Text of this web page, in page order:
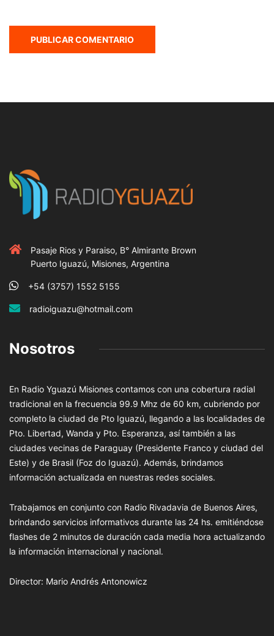
Pasaje Rios y Paraiso, B° Almirante Brown
Puerto Iguazú, Misiones, Argentina
+54 (3757) 1552 5155
radioiguazu@hotmail.com
Nosotros
En Radio Yguazú Misiones contamos con una cobertura radial
tradicional en la frecuencia 99.9 Mhz de 60 km, cubriendo por
completo la ciudad de Pto Iguazú, llegando a las localidades de
Pto. Libertad, Wanda y Pto. Esperanza, así también a las
ciudades vecinas de Paraguay (Presidente Franco y ciudad del
Este) y de Brasil (Foz do Iguazú). Además, brindamos
información actualizada en nuestras redes sociales.
Trabajamos en conjunto con Radio Rivadavia de Buenos Aires,
brindando servicios informativos durante las 24 hs. emitiéndose
flashes de 2 minutos de duración cada media hora actualizando
la información internacional y nacional.
Director: Mario Andrés Antonowicz